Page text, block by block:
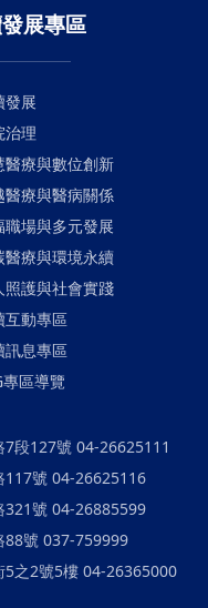
展專區
發展
治理
醫療與數位創新
醫療與醫病關係
職場與多元發展
醫療與環境永續
照護與社會實踐
互動專區
訊息專區
專區導覽
段127號 04-26625111
117號 04-26625116
321號 04-26885599
88號 037-759999
之2號5樓 04-26365000